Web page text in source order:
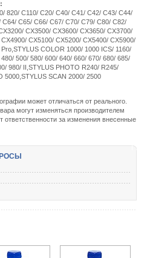
820/ C110/ C20/ C40/ C41/ C42/ C43/ C44/
C65/ C66/ C67/ C70/ C79/ C80/ C82/
CX3500/ CX3600/ CX3650/ CX3700/
CX5100/ CX5200/ CX5400/ CX5900/
COLOR 1000/ 1000 ICS/ 1160/
500/ 580/ 600/ 640/ 660/ 670/ 680/ 685/
980/ II,STYLUS PHOTO R240/ R245/
5000,STYLUS SCAN 2000/ 2500
chernila-
dlya-
kartridzhej-
universal-
может отличаться от реального.
могут изменяться производителем
ответственности за изменения внесенные